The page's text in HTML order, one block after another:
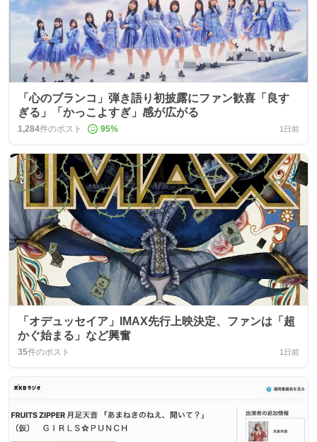
「心のブランコ」弾き語り初披露にファン歓喜「良す
ぎる」「かっこよすぎ」感が広がる
1,284件のポスト 95% 1日前
「オデュッセイア」IMAX先行上映決定、ファンは「超
かぐ始まる」など興奮
35件のポスト 1日前